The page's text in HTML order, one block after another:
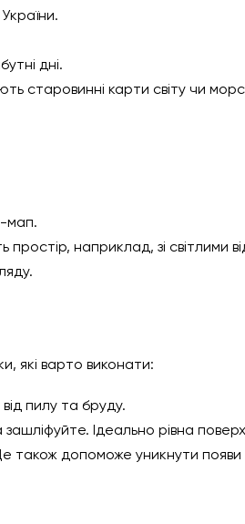
дні.
карти світу чи
мап.
наприклад, зі світлими
які варто виконати:
пилу та бруду.
Ідеально рівна
також допоможе уникнути появи